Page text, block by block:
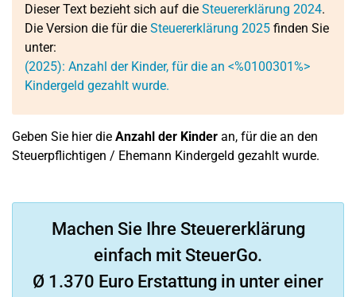
Dieser Text bezieht sich auf die Steuererklärung 2024.
Die Version die für die Steuererklärung 2025 finden Sie
unter:
(2025): Anzahl der Kinder, für die an <%0100301%>
Kindergeld gezahlt wurde.
Geben Sie hier die Anzahl der Kinder an, für die an den
Steuerpflichtigen / Ehemann Kindergeld gezahlt wurde.
Machen Sie Ihre Steuererklärung
einfach mit SteuerGo.
Ø 1.370 Euro Erstattung in unter einer